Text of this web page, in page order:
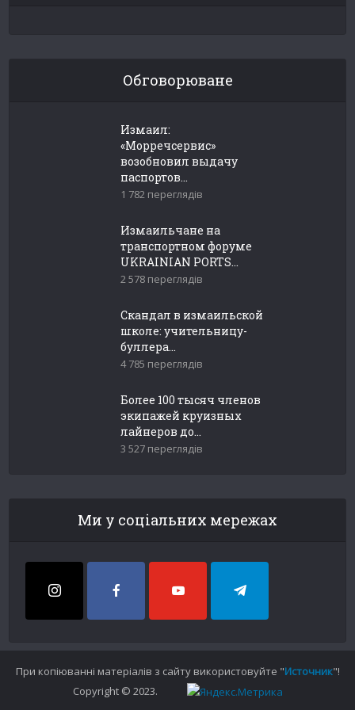
Обговорюване
Измаил:
«Морречсервис»
возобновил выдачу
паспортов...
1 782 переглядів
Измаильчане на
транспортном форуме
UKRAINIAN PORTS...
2 578 переглядів
Скандал в измаильской
школе: учительницу-
буллера...
4 785 переглядів
Более 100 тысяч членов
экипажей круизных
лайнеров до...
3 527 переглядів
Ми у соціальних мережах
При копіюванні матеріалів з сайту використовуйте "Источник"!
Copyright © 2023.